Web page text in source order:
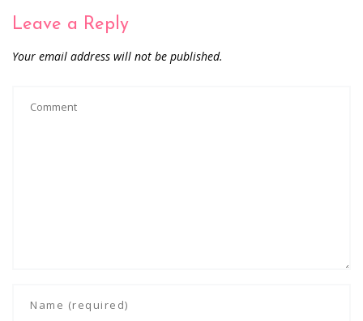
Leave a Reply
Your email address will not be published.